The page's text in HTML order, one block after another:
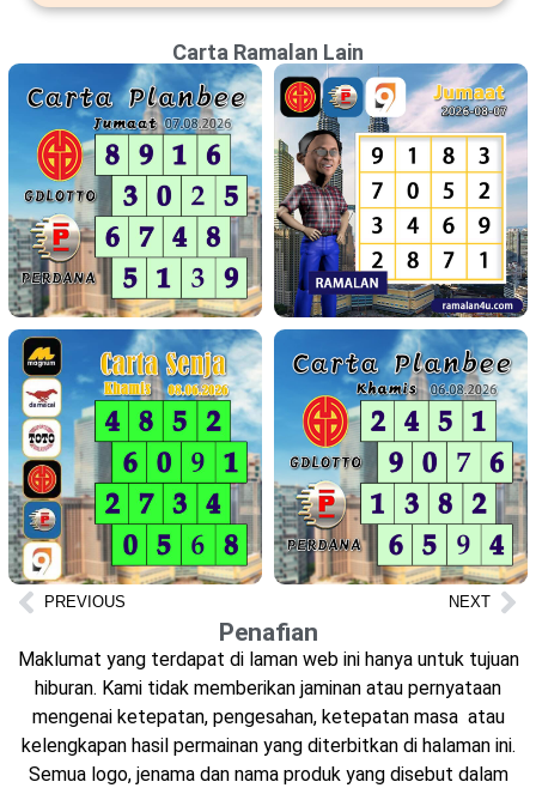
Carta Ramalan Lain
PREVIOUS NEXT
Penafian
Maklumat yang terdapat di laman web ini hanya untuk tujuan
hiburan. Kami tidak memberikan jaminan atau pernyataan
mengenai ketepatan, pengesahan, ketepatan masa atau
kelengkapan hasil permainan yang diterbitkan di halaman ini.
Semua logo, jenama dan nama produk yang disebut dalam